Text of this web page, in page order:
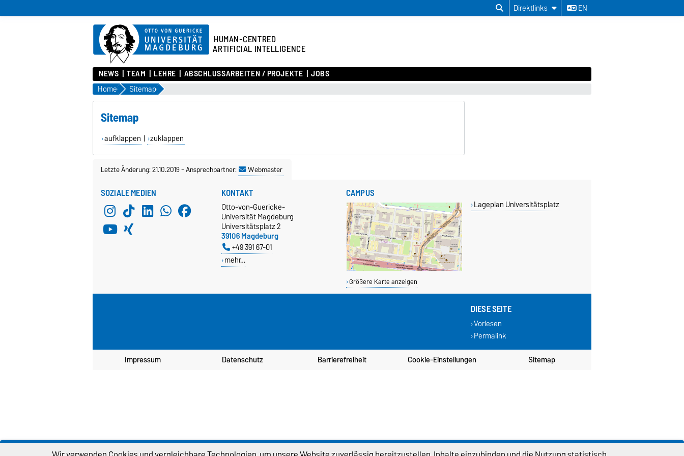
Direktlinks EN
HUMAN-CENTRED
ARTIFICIAL INTELLIGENCE
NEWS TEAM LEHRE ABSCHLUSSARBEITEN / PROJEKTE JOBS
Home Sitemap
Sitemap
aufklappen | zuklappen
Letzte Änderung: 21.10.2019-Ansprechpartner: Webmaster
SOZIALE MEDIEN KONTAKT
Otto-von-Guericke-
Universität Magdeburg
Universitätsplatz 2
39106 Magdeburg
+49 391 67-01
mehr…
CAMPUS
Größere Karte anzeigen
Lageplan Universitätsplatz
DIESE SEITE
Vorlesen
Permalink
Impressum Datenschutz Barrierefreiheit Cookie-Einstellungen Sitemap